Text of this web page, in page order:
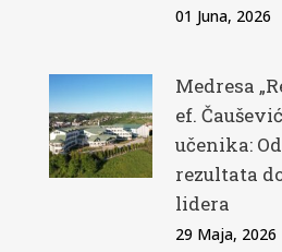
01 Juna, 2026
Medresa
ef.
učenika:
rezultata
lidera
29 Maja, 2026